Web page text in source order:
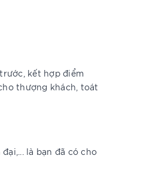
kết hợp điểm
thượng khách, toát
là bạn đã có cho